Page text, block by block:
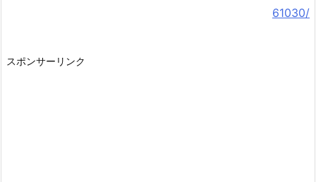
61030/
スポンサーリンク